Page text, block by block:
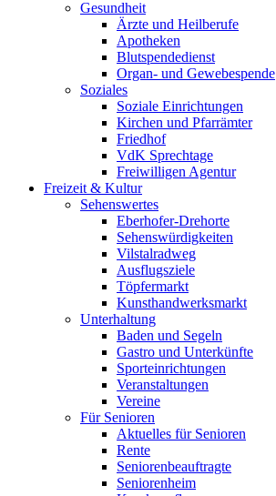
Gesundheit
Ärzte und Heilberufe
Apotheken
Blutspendedienst
Organ- und Gewebespende
Soziales
Soziale Einrichtungen
Kirchen und Pfarrämter
Friedhof
VdK Sprechtage
Freiwilligen Agentur
Freizeit & Kultur
Sehenswertes
Eberhofer-Drehorte
Sehenswürdigkeiten
Vilstalradweg
Ausflugsziele
Töpfermarkt
Kunsthandwerksmarkt
Unterhaltung
Baden und Segeln
Gastro und Unterkünfte
Sporteinrichtungen
Veranstaltungen
Vereine
Für Senioren
Aktuelles für Senioren
Rente
Seniorenbeauftragte
Seniorenheim